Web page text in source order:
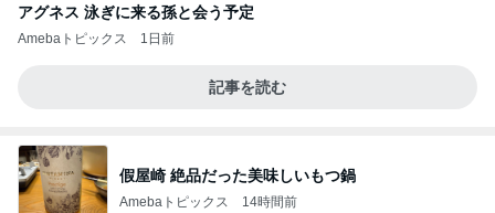
アグネス 泳ぎに来る孫と会う予定
Amebaトピックス 1日前
記事を読む
假屋崎 絶品だった美味しいもつ鍋
Amebaトピックス 14時間前